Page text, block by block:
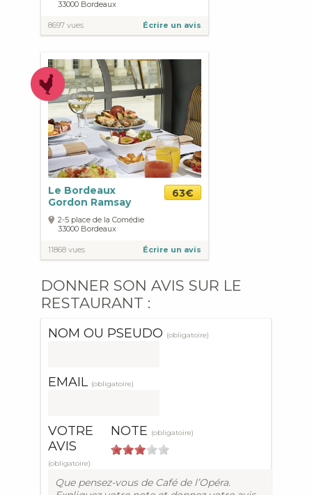
33000 Bordeaux
8697 vues Écrire un avis
Le Bordeaux
Gordon Ramsay
63€
2-5 place de la Comédie
33000 Bordeaux
11868 vues Écrire un avis
DONNER SON AVIS SUR LE
RESTAURANT :
NOM OU PSEUDO (obligatoire)
EMAIL (obligatoire)
NOTE (obligatoire)
VOTRE
AVIS
(obligatoire)